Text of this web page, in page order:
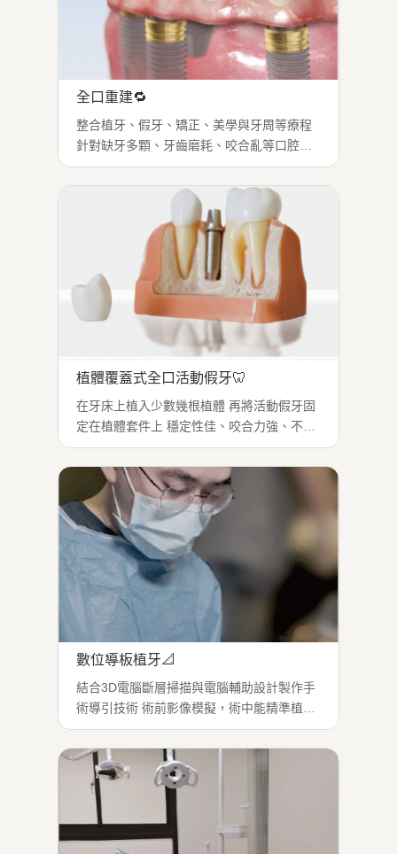
全口重建🔁
整合植牙、假牙、矯正、美學與牙周等療程
針對缺牙多顆、牙齒磨耗、咬合亂等口腔全
面問題進行重建 一次重建整口咬合與外觀 多
科醫師聯合規劃 治療症狀：多重缺牙、牙齒
磨損、咬合紊亂 適用對象：功能咬合重建需
求者｜活動假牙不適者 【流程】...
植體覆蓋式全口活動假牙🦷
在牙床上植入少數幾根植體 再將活動假牙固
定在植體套件上 穩定性佳、咬合力強、不易
脫落 適合全口缺牙者 想改善傳統假牙鬆脫問
題 保有拆卸清潔的方便性 治療症狀：全口缺
牙、傳統活動假牙鬆脫 適用對象：想提升假
牙穩定性｜希望可拆卸清潔者...
數位導板植牙📐
結合3D電腦斷層掃描與電腦輔助設計製作手
術導引技術 術前影像模擬，術中能精準植牙
讓手術更安全、準確，降低手術風險、縮短
恢復期 ※實際效果因人而異 適合多顆植牙／
需要高精度者 預測性高，術中風險低 治療症
狀：缺牙、需高精度植牙...